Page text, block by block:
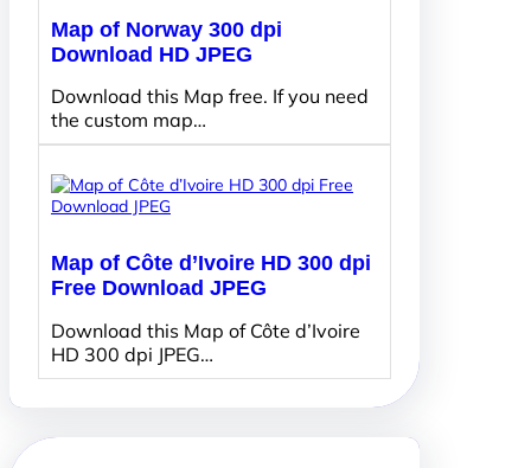
Map of Norway 300 dpi
Download HD JPEG
Download this Map free. If you need
the custom map…
Map of Côte d’Ivoire HD 300 dpi
Free Download JPEG
Download this Map of Côte d’Ivoire
HD 300 dpi JPEG…